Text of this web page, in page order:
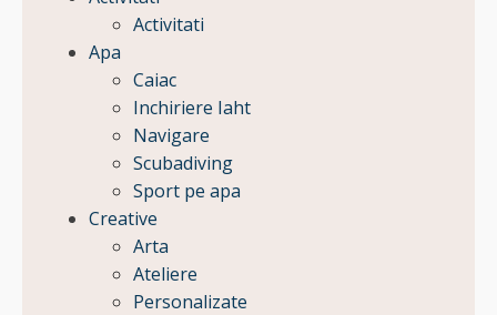
Activitati
Apa
Caiac
Inchiriere Iaht
Navigare
Scubadiving
Sport pe apa
Creative
Arta
Ateliere
Personalizate